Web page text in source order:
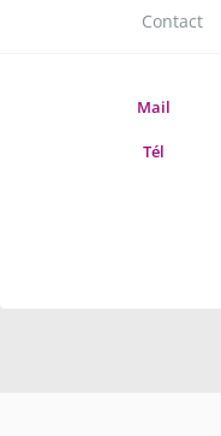
Contact
Mail
Tél